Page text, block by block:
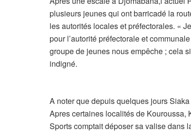
plusieurs jeunes qui ont barricadé la
les autorités locales et préfectorales. «
pour l’autorité préfectorale et
groupe de jeunes nous empêche ; cela
indigné.
A noter que depuis quelques jours
Apres certaines localités de Kouroussa,
Sports comptait déposer sa valise dans